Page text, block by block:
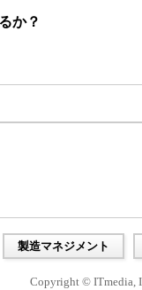
か？
製造マネジメント
Copyright © ITmedia,